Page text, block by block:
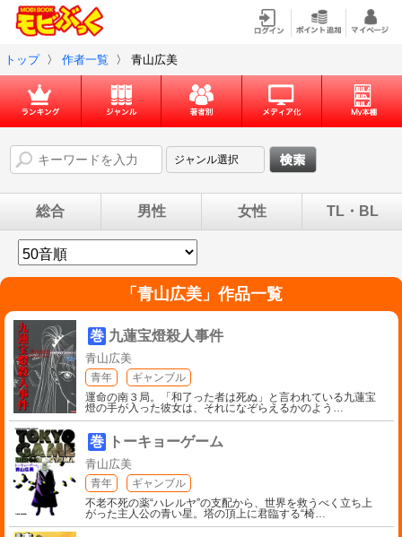
トップ 〉 作者一覧 〉 青山広美
総合 男性 女性 TL・BL
「 青山広美」作品一覧
巻 九蓮宝燈殺人事件
青山広美
青年
ギャンブル
運命の南３局。「和了った者は死ぬ」と言われている九蓮宝
燈の手が入った彼女は、それになぞらえるかのよう …
巻 トーキョーゲーム
青山広美
青年
ギャンブル
不老不死の薬“ハレルヤ”の支配から、世界を救うべく立ち上
がった主人公の青い星。塔の頂上に君臨する“椅…